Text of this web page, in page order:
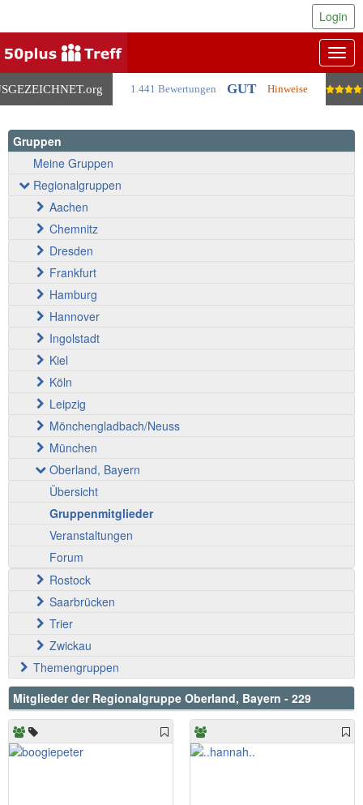
.org 1.441 Bewertungen GUT Hinweise
Login
Gruppen
Meine Gruppen
Regionalgruppen
Aachen
Chemnitz
Dresden
Frankfurt
Hamburg
Hannover
Ingolstadt
Kiel
Köln
Leipzig
Mönchengladbach/Neuss
München
Oberland, Bayern
Übersicht
Gruppenmitglieder
Veranstaltungen
Forum
Rostock
Saarbrücken
Trier
Zwickau
Themengruppen
Mitglieder der Regionalgruppe Oberland, Bayern - 229